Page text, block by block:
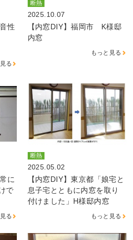
性
る
断熱
2025.10.07
【内窓DIY】福岡市 K様邸
内窓
もっと見る
に
で
る
断熱
2025.05.02
【内窓DIY】東京都「娘宅と
息子宅とともに内窓を取り
付けました」H様邸内窓
もっと見る